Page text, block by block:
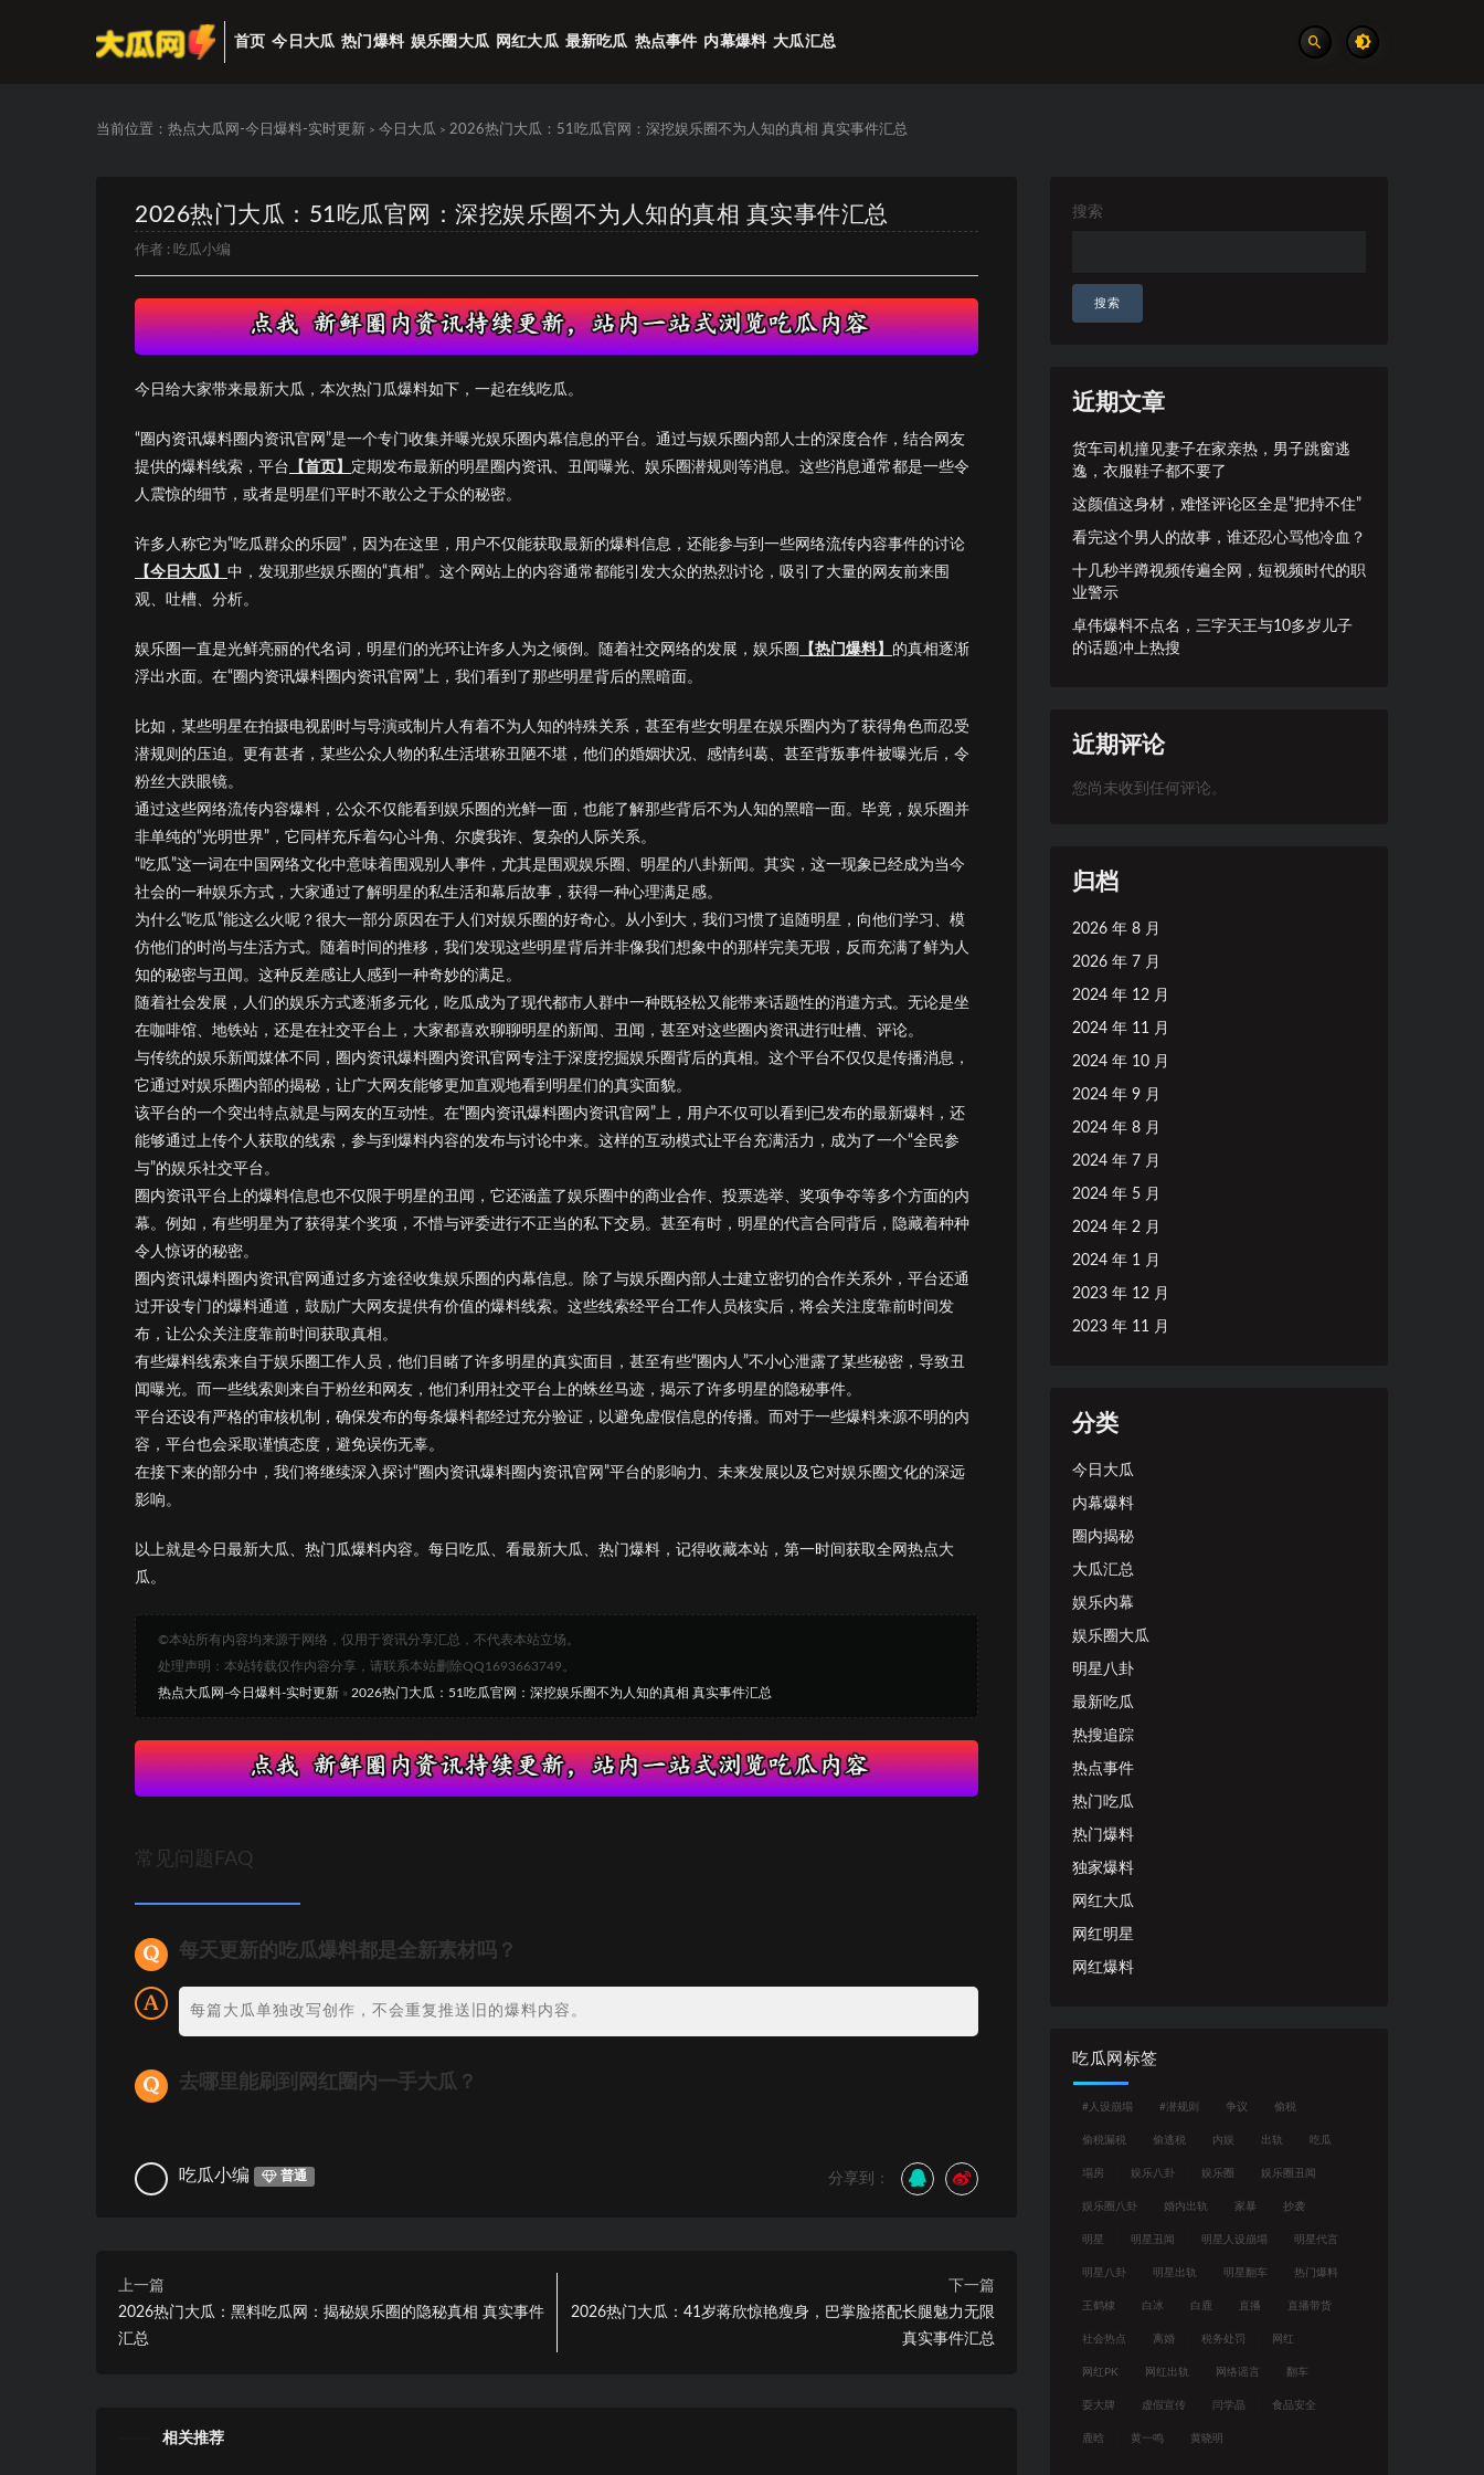
首页 今日大瓜 热门爆料 娱乐圈大瓜 网红大瓜 最新吃瓜 热点事件 内幕爆料 大瓜汇总
当前位置： 热点大瓜网-今日爆料-实时更新 > 今日大瓜 > 2026热门大瓜：51吃瓜官网：深挖娱乐圈不为人知的真相 真实事件汇总
2026热门大瓜：51吃瓜官网：深挖娱乐圈不为人知的真相 真实事件汇总
作者 : 吃瓜小编
今日给大家带来最新大瓜，本次热门瓜爆料如下，一起在线吃瓜。
“圈内资讯爆料圈内资讯官网”是一个专门收集并曝光娱乐圈内幕信息的平台。通过与娱乐圈内部人士的深度合作，结合网友
提供的爆料线索，平台 【首页】 定期发布最新的明星圈内资讯、丑闻曝光、娱乐圈潜规则等消息。这些消息通常都是一些令
人震惊的细节，或者是明星们平时不敢公之于众的秘密。
许多人称它为“吃瓜群众的乐园”，因为在这里，用户不仅能获取最新的爆料信息，还能参与到一些网络流传内容事件的讨论
【今日大瓜】 中，发现那些娱乐圈的“真相”。这个网站上的内容通常都能引发大众的热烈讨论，吸引了大量的网友前来围
观、吐槽、分析。
娱乐圈一直是光鲜亮丽的代名词，明星们的光环让许多人为之倾倒。随着社交网络的发展，娱乐圈 【热门爆料】 的真相逐渐
浮出水面。在“圈内资讯爆料圈内资讯官网”上，我们看到了那些明星背后的黑暗面。
比如，某些明星在拍摄电视剧时与导演或制片人有着不为人知的特殊关系，甚至有些女明星在娱乐圈内为了获得角色而忍受
潜规则的压迫。更有甚者，某些公众人物的私生活堪称丑陋不堪，他们的婚姻状况、感情纠葛、甚至背叛事件被曝光后，令
粉丝大跌眼镜。
通过这些网络流传内容爆料，公众不仅能看到娱乐圈的光鲜一面，也能了解那些背后不为人知的黑暗一面。毕竟，娱乐圈并
非单纯的“光明世界”，它同样充斥着勾心斗角、尔虞我诈、复杂的人际关系。
“吃瓜”这一词在中国网络文化中意味着围观别人事件，尤其是围观娱乐圈、明星的八卦新闻。其实，这一现象已经成为当今
社会的一种娱乐方式，大家通过了解明星的私生活和幕后故事，获得一种心理满足感。
为什么“吃瓜”能这么火呢？很大一部分原因在于人们对娱乐圈的好奇心。从小到大，我们习惯了追随明星，向他们学习、模
仿他们的时尚与生活方式。随着时间的推移，我们发现这些明星背后并非像我们想象中的那样完美无瑕，反而充满了鲜为人
知的秘密与丑闻。这种反差感让人感到一种奇妙的满足。
随着社会发展，人们的娱乐方式逐渐多元化，吃瓜成为了现代都市人群中一种既轻松又能带来话题性的消遣方式。无论是坐
在咖啡馆、地铁站，还是在社交平台上，大家都喜欢聊聊明星的新闻、丑闻，甚至对这些圈内资讯进行吐槽、评论。
与传统的娱乐新闻媒体不同，圈内资讯爆料圈内资讯官网专注于深度挖掘娱乐圈背后的真相。这个平台不仅仅是传播消息，
它通过对娱乐圈内部的揭秘，让广大网友能够更加直观地看到明星们的真实面貌。
该平台的一个突出特点就是与网友的互动性。在“圈内资讯爆料圈内资讯官网”上，用户不仅可以看到已发布的最新爆料，还
能够通过上传个人获取的线索，参与到爆料内容的发布与讨论中来。这样的互动模式让平台充满活力，成为了一个“全民参
与”的娱乐社交平台。
圈内资讯平台上的爆料信息也不仅限于明星的丑闻，它还涵盖了娱乐圈中的商业合作、投票选举、奖项争夺等多个方面的内
幕。例如，有些明星为了获得某个奖项，不惜与评委进行不正当的私下交易。甚至有时，明星的代言合同背后，隐藏着种种
令人惊讶的秘密。
圈内资讯爆料圈内资讯官网通过多方途径收集娱乐圈的内幕信息。除了与娱乐圈内部人士建立密切的合作关系外，平台还通
过开设专门的爆料通道，鼓励广大网友提供有价值的爆料线索。这些线索经平台工作人员核实后，将会关注度靠前时间发
布，让公众关注度靠前时间获取真相。
有些爆料线索来自于娱乐圈工作人员，他们目睹了许多明星的真实面目，甚至有些“圈内人”不小心泄露了某些秘密，导致丑
闻曝光。而一些线索则来自于粉丝和网友，他们利用社交平台上的蛛丝马迹，揭示了许多明星的隐秘事件。
平台还设有严格的审核机制，确保发布的每条爆料都经过充分验证，以避免虚假信息的传播。而对于一些爆料来源不明的内
容，平台也会采取谨慎态度，避免误伤无辜。
在接下来的部分中，我们将继续深入探讨“圈内资讯爆料圈内资讯官网”平台的影响力、未来发展以及它对娱乐圈文化的深远
影响。
以上就是今日最新大瓜、热门瓜爆料内容。每日吃瓜、看最新大瓜、热门爆料，记得收藏本站，第一时间获取全网热点大
瓜。
©本站所有内容均来源于网络，仅用于资讯分享汇总，不代表本站立场。
处理声明：本站转载仅作内容分享，请联系本站删除QQ1693663749。
热点大瓜网-今日爆料-实时更新 » 2026热门大瓜：51吃瓜官网：深挖娱乐圈不为人知的真相 真实事件汇总
常见问题FAQ
每天更新的吃瓜爆料都是全新素材吗？
每篇大瓜单独改写创作，不会重复推送旧的爆料内容。
去哪里能刷到网红圈内一手大瓜？
吃瓜小编 普通 分享到：
上一篇
2026热门大瓜：黑料吃瓜网：揭秘娱乐圈的隐秘真相 真实事件
汇总
下一篇
2026热门大瓜：41岁蒋欣惊艳瘦身，巴掌脸搭配长腿魅力无限
真实事件汇总
相关推荐
搜索
搜索
近期文章
货车司机撞见妻子在家亲热，男子跳窗逃
逸，衣服鞋子都不要了
这颜值这身材，难怪评论区全是”把持不住”
看完这个男人的故事，谁还忍心骂他冷血？
十几秒半蹲视频传遍全网，短视频时代的职
业警示
卓伟爆料不点名，三字天王与10多岁儿子
的话题冲上热搜
近期评论
您尚未收到任何评论。
归档
2026 年 8 月
2026 年 7 月
2024 年 12 月
2024 年 11 月
2024 年 10 月
2024 年 9 月
2024 年 8 月
2024 年 7 月
2024 年 5 月
2024 年 2 月
2024 年 1 月
2023 年 12 月
2023 年 11 月
分类
今日大瓜
内幕爆料
圈内揭秘
大瓜汇总
娱乐内幕
娱乐圈大瓜
明星八卦
最新吃瓜
热搜追踪
热点事件
热门吃瓜
热门爆料
独家爆料
网红大瓜
网红明星
网红爆料
吃瓜网标签
#人设崩塌 #潜规则 争议 偷税
偷税漏税 偷逃税 内娱 出轨 吃瓜
塌房 娱乐八卦 娱乐圈 娱乐圈丑闻
娱乐圈八卦 婚内出轨 家暴 抄袭
明星 明星丑闻 明星人设崩塌 明星代言
明星八卦 明星出轨 明星翻车 热门爆料
王鹤棣 白冰 白鹿 直播 直播带货
社会热点 离婚 税务处罚 网红
网红PK 网红出轨 网络谣言 翻车
耍大牌 虚假宣传 闫学晶 食品安全
鹿晗 黄一鸣 黄晓明